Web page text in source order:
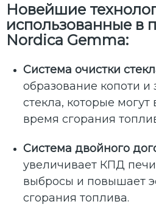
Новейшие
использованные в
Nordica Gemma:
Система очистки
образование копоти и
стекла, которые могут
время сгорания
Система двойного
увеличивает КПД
выбросы и повышает
сгорания топлива.